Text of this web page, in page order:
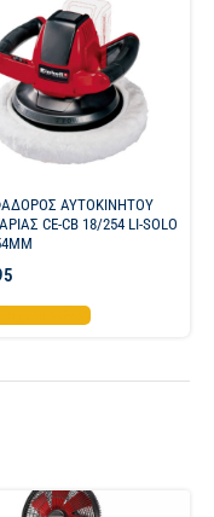
ΑΥΤΟΚΙΝΗΤΟΥ
CE-CB 18/254 LI-SOLO
στο καλάθι